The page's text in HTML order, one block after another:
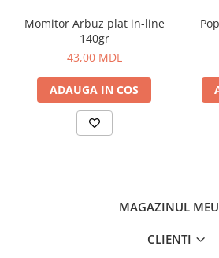
Sonare
Camping pescuit
Aragazuri, incalzitoare
Corturi, Pavilioane
Saci de dormit, saltele, perne
Momitor Arbuz plat in-line
140gr
43,00 MDL
ADAUGA IN COS
MAGAZINUL MEU
CLIENTI